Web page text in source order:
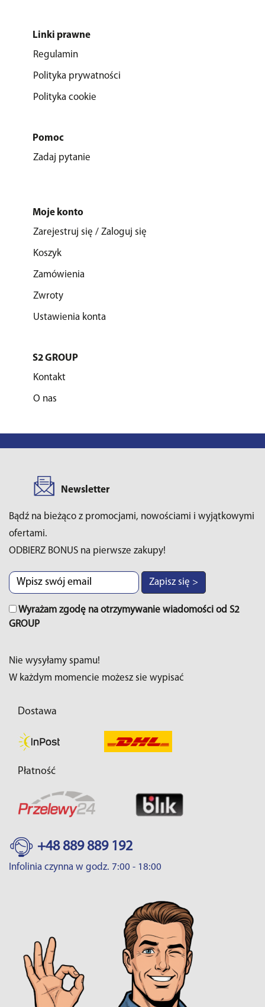
Linki prawne
Regulamin
Polityka prywatności
Polityka cookie
Pomoc
Zadaj pytanie
Moje konto
Zarejestruj się / Zaloguj się
Koszyk
Zamówienia
Zwroty
Ustawienia konta
S2 GROUP
Kontakt
O nas
Newsletter
Bądź na bieżąco z promocjami, nowościami i wyjątkowymi
ofertami.
ODBIERZ BONUS na pierwsze zakupy!
Zapisz się >
Wyrażam zgodę na otrzymywanie wiadomości od S2
GROUP
Nie wysyłamy spamu!
W każdym momencie możesz sie wypisać
Dostawa
Płatność
+48 889 889 192
Infolinia czynna w godz. 7:00 - 18:00